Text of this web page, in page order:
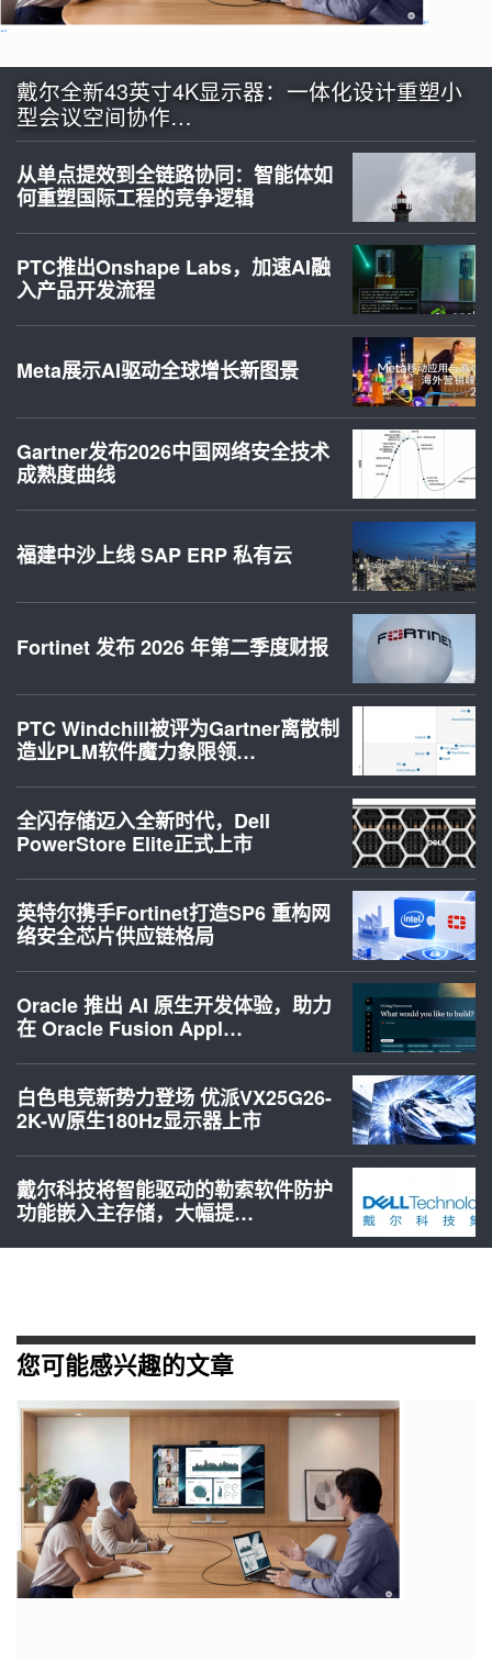
戴尔全新43英寸4K显示器：一体化设计重塑小
型会议空间协作…
从单点提效到全链路协同：智能体如
何重塑国际工程的竞争逻辑
PTC推出Onshape Labs，加速AI融
入产品开发流程
Meta展示AI驱动全球增长新图景
Gartner发布2026中国网络安全技术
成熟度曲线
福建中沙上线 SAP ERP 私有云
Fortinet 发布 2026 年第二季度财报
PTC Windchill被评为Gartner离散制
造业PLM软件魔力象限领…
全闪存储迈入全新时代，Dell
PowerStore Elite正式上市
英特尔携手Fortinet打造SP6 重构网
络安全芯片供应链格局
Oracle 推出 AI 原生开发体验，助力
在 Oracle Fusion Appl…
白色电竞新势力登场 优派VX25G26-
2K-W原生180Hz显示器上市
戴尔科技将智能驱动的勒索软件防护
功能嵌入主存储，大幅提…
您可能感兴趣的文章